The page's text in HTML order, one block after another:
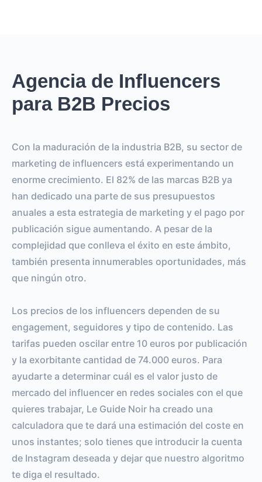
Agencia de Influencers
para B2B Precios
Con la maduración de la industria B2B, su sector de
marketing de influencers está experimentando un
enorme crecimiento. El 82% de las marcas B2B ya
han dedicado una parte de sus presupuestos
anuales a esta estrategia de marketing y el pago por
publicación sigue aumentando. A pesar de la
complejidad que conlleva el éxito en este ámbito,
también presenta innumerables oportunidades, más
que ningún otro.
Los precios de los influencers dependen de su
engagement, seguidores y tipo de contenido. Las
tarifas pueden oscilar entre 10 euros por publicación
y la exorbitante cantidad de 74.000 euros. Para
ayudarte a determinar cuál es el valor justo de
mercado del influencer en redes sociales con el que
quieres trabajar, Le Guide Noir ha creado una
calculadora que te dará una estimación del coste en
unos instantes; solo tienes que introducir la cuenta
de Instagram deseada y dejar que nuestro algoritmo
te diga el resultado.